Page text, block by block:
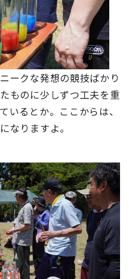
ークな発想の競技ばかり
ものに少しずつ工夫を重
いるとか。ここからは、
なりますよ。